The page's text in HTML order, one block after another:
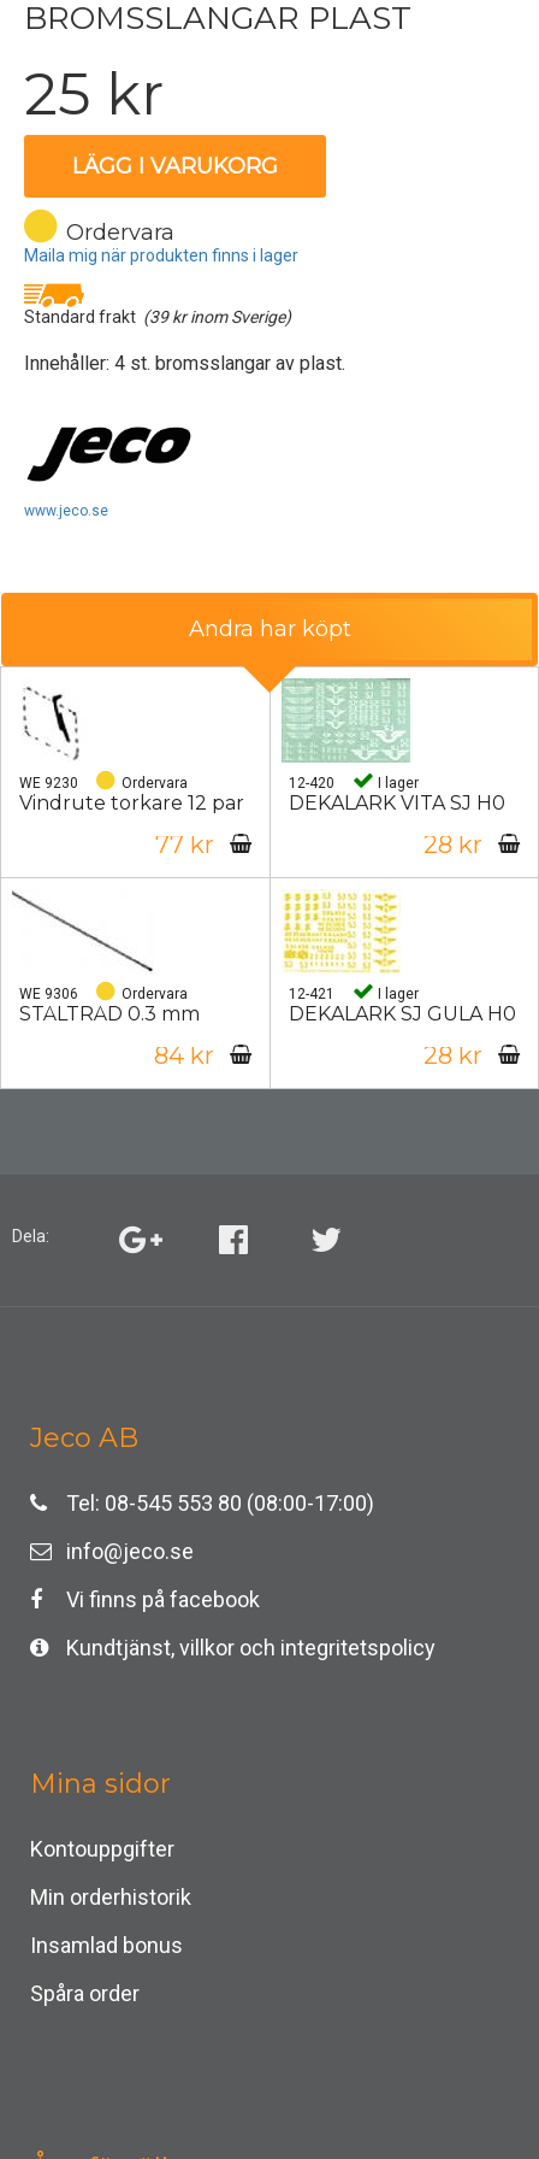
BROMSSLANGAR PLAST
25 kr
LÄGG I VARUKORG
Ordervara
Maila mig när produkten finns i lager
Standard frakt (39 kr inom Sverige)
Innehåller: 4 st. bromsslangar av plast.
www.jeco.se
Andra har köpt
WE 9230 Ordervara
Vindrute torkare 12 par
77 kr
12-420 I lager
DEKALARK VITA SJ H0
28 kr
WE 9306 Ordervara
STÅLTRÅD 0.3 mm
84 kr
12-421 I lager
DEKALARK SJ GULA H0
28 kr
Dela:
Jeco AB
Tel: 08-545 553 80 (08:00-17:00)
info@jeco.se
Vi finns på facebook
Kundtjänst, villkor och integritetspolicy
Mina sidor
Kontouppgifter
Min orderhistorik
Insamlad bonus
Spåra order